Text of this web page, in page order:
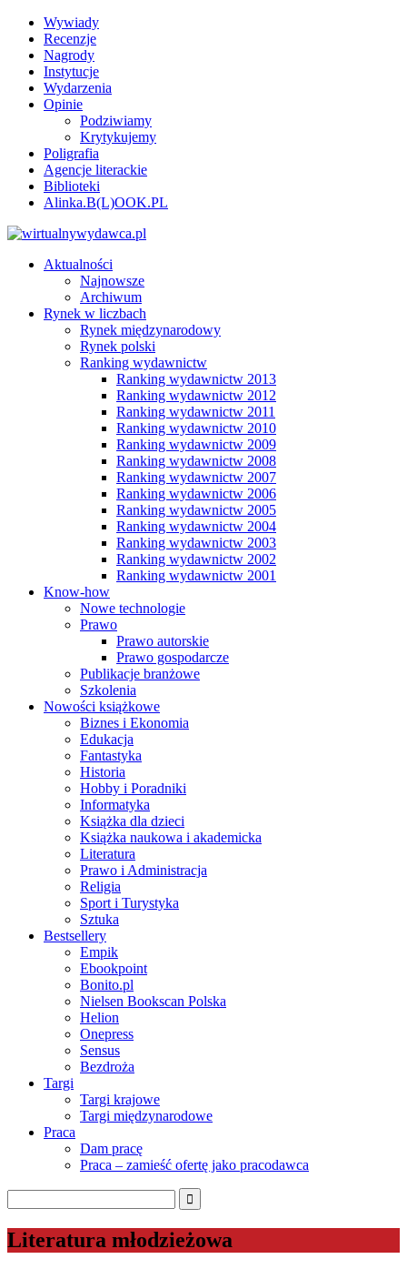
Wywiady
Recenzje
Nagrody
Instytucje
Wydarzenia
Opinie
Podziwiamy
Krytykujemy
Poligrafia
Agencje literackie
Biblioteki
Alinka.B(L)OOK.PL
Aktualności
Najnowsze
Archiwum
Rynek w liczbach
Rynek międzynarodowy
Rynek polski
Ranking wydawnictw
Ranking wydawnictw 2013
Ranking wydawnictw 2012
Ranking wydawnictw 2011
Ranking wydawnictw 2010
Ranking wydawnictw 2009
Ranking wydawnictw 2008
Ranking wydawnictw 2007
Ranking wydawnictw 2006
Ranking wydawnictw 2005
Ranking wydawnictw 2004
Ranking wydawnictw 2003
Ranking wydawnictw 2002
Ranking wydawnictw 2001
Know-how
Nowe technologie
Prawo
Prawo autorskie
Prawo gospodarcze
Publikacje branżowe
Szkolenia
Nowości książkowe
Biznes i Ekonomia
Edukacja
Fantastyka
Historia
Hobby i Poradniki
Informatyka
Książka dla dzieci
Książka naukowa i akademicka
Literatura
Prawo i Administracja
Religia
Sport i Turystyka
Sztuka
Bestsellery
Empik
Ebookpoint
Bonito.pl
Nielsen Bookscan Polska
Helion
Onepress
Sensus
Bezdroża
Targi
Targi krajowe
Targi międzynarodowe
Praca
Dam pracę
Praca – zamieść ofertę jako pracodawca
Literatura młodzieżowa